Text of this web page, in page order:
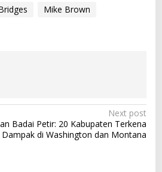
Mike Brown
Next post
Badai Petir: 20 Kabupaten Terkena
Dampak di Washington dan Montana